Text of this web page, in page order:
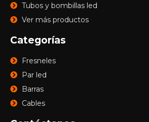
Tubos y bombillas led
Ver más productos
Categorías
Fresneles
Par led
Barras
Cables